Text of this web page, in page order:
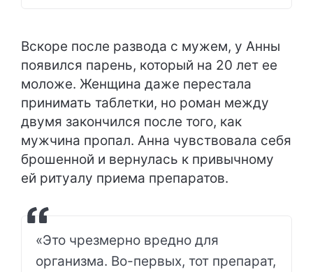
Вскоре после развода с мужем, у Анны
появился парень, который на 20 лет ее
моложе. Женщина даже перестала
принимать таблетки, но роман между
двумя закончился после того, как
мужчина пропал. Анна чувствовала себя
брошенной и вернулась к привычному
ей ритуалу приема препаратов.
«Это чрезмерно вредно для
организма. Во-первых, тот препарат,